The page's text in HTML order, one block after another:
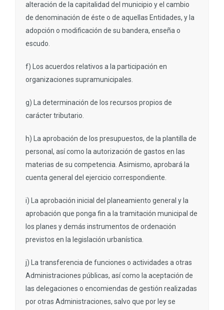
alteración de la capitalidad del municipio y el cambio
de denominación de éste o de aquellas Entidades, y la
adopción o modificación de su bandera, enseña o
escudo.
f) Los acuerdos relativos a la participación en
organizaciones supramunicipales.
g) La determinación de los recursos propios de
carácter tributario.
h) La aprobación de los presupuestos, de la plantilla de
personal, así como la autorización de gastos en las
materias de su competencia. Asimismo, aprobará la
cuenta general del ejercicio correspondiente.
i) La aprobación inicial del planeamiento general y la
aprobación que ponga fin a la tramitación municipal de
los planes y demás instrumentos de ordenación
previstos en la legislación urbanística.
j) La transferencia de funciones o actividades a otras
Administraciones públicas, así como la aceptación de
las delegaciones o encomiendas de gestión realizadas
por otras Administraciones, salvo que por ley se